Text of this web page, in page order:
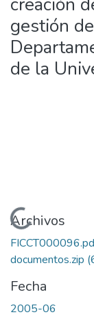
gestión
de la
Cargando...
Archivos
documentos.zip
Fecha
2005-06